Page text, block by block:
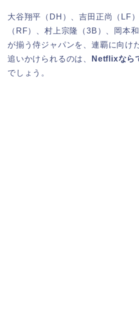
大谷翔平（DH）、吉田正尚（LF
（RF）、村上宗隆（3B）、岡本
が揃う侍ジャパンを、連覇に向け
追いかけられるのは、
Netflixなら
でしょう。